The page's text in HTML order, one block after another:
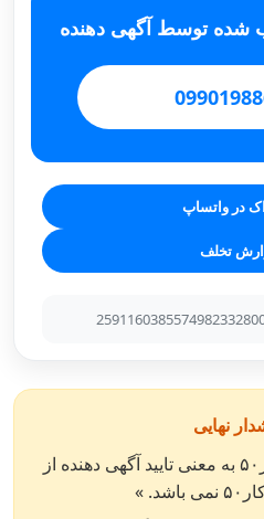
شده توسط آگهی دهنده
در واتساپ
تخلف
نهایی
« انتشار آگهی در سایت کار۵۰ به معنی تایید آگهی دهنده از
»